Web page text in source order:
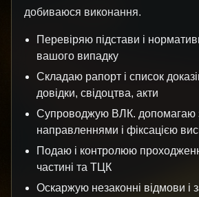
добиваюся виконання.
Перевіряю підстави і
вашого випадку
Складаю рапорт і список
довідки, свідоцтва, акти
Супроводжую ВЛК. допомагаю
направленнями і фіксацією
Подаю і контролюю
частині та ТЦК
Оскаржую незаконні відмови і